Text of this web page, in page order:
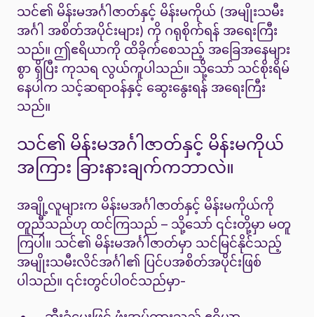
သင်၏ မိန်းမအင်္ဂါဇာတ်နှင့် မိန်းမကိုယ် (အမျိုးသမီး
အင်္ဂါ အစိတ်အပိုင်းများ) ကို ဂရုစိုက်ရန် အရေးကြီး
သည်။ ဤဧရိယာကို ထိခိုက်စေသည့် အခြေအနေများ
စွာ ရှိပြီး ကုသရ လွယ်ကူပါသည်။ သို့သော် သင်စိုးရိမ်
နေပါက သင့်ဆရာဝန်နှင့် ဆွေးနွေးရန် အရေးကြီး
သည်။
သင်၏ မိန်းမအင်္ဂါဇာတ်နှင့် မိန်းမကိုယ်
အကြား ခြားနားချက်ကဘာလဲ။
အချို့လူများက မိန်းမအင်္ဂါဇာတ်နှင့် မိန်းမကိုယ်ကို
တူညီသည်ဟု ထင်ကြသည် – သို့သော် ၎င်းတို့မှာ မတူ
ကြပါ။ သင်၏ မိန်းမအင်္ဂါဇာတ်မှာ သင်မြင်နိုင်သည့်
အမျိုးသမီးလိင်အင်္ဂါ၏ ပြင်ပအစိတ်အပိုင်းဖြစ်
ပါသည်။ ၎င်းတွင်ပါဝင်သည်မှာ-